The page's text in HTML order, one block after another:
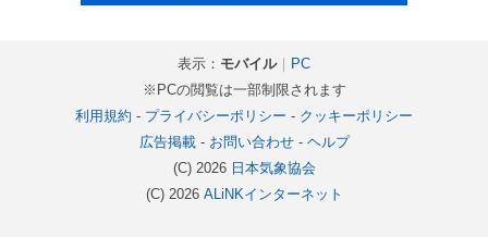
表示： モバイル｜ PC
※PCの閲覧は一部制限されます
利用規約 - プライバシーポリシー - クッキーポリシー
広告掲載- お問い合わせ- ヘルプ
(C) 2026 日本気象協会
(C) 2026 ALiNKインターネット